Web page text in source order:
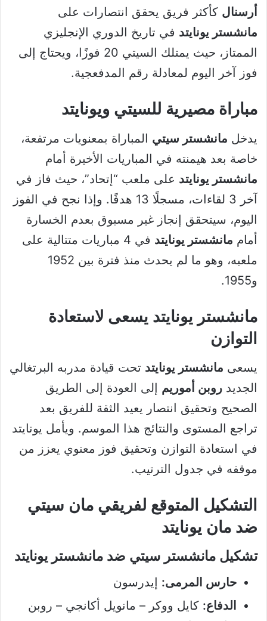
أرسنال كأكثر فريق يحقق انتصارات على
مانشستر يونايتد في تاريخ الدوري الإنجليزي
الممتاز، حيث يمتلك السيتي 20 فوزًا، ويحتاج إلى
فوز آخر اليوم لمعادلة رقم المدفعجية.
مباراة مصيرية للسيتي ويونايتد
يدخل مانشستر سيتي المباراة بمعنويات مرتفعة،
خاصة بعد هيمنته في المباريات الأخيرة أمام
مانشستر يونايتد على ملعب “إتحاد”، حيث فاز في
آخر 3 لقاءات، مسجلًا 13 هدفًا. وإذا نجح في الفوز
اليوم، سيتحقق إنجاز غير مسبوق بعدم الخسارة
أمام مانشستر يونايتد
في 4 مباريات متتالية على
ملعبه، وهو ما لم يحدث منذ فترة بين 1952
و1955.
مانشستر يونايتد يسعى لاستعادة
التوازن
يسعى مانشستر يونايتد تحت قيادة مدربه البرتغالي
الجديد روبن أموريم إلى العودة إلى الطريق
الصحيح وتحقيق انتصار يعيد الثقة للفريق بعد
تراجع المستوى والنتائج هذا الموسم. ويأمل يونايتد
في استعادة التوازن وتحقيق فوز معنوي يعزز من
موقفه في جدول الترتيب.
التشكيل المتوقع لفريقي مان سيتي
ضد مان يونايتد
تشكيل مانشستر سيتي ضد مانشستر يونايتد
حارس المرمى: إيدرسون
الدفاع: كايل ووكر – مانويل أكانجي – روبن